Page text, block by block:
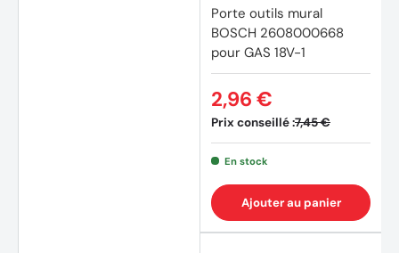
Porte outils mural
BOSCH 2608000668
pour GAS 18V-1
Prix conseillé :7,45 €
2,96 €
En stock
Ajouter au panier